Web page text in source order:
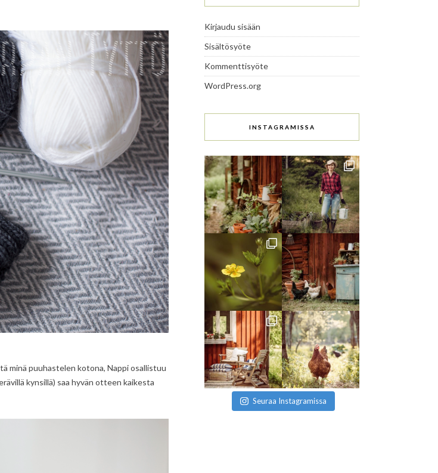
minä puuhastelen kotona, Nappi osallistuu
kynsillä) saa hyvän otteen kaikesta
Kirjaudu sisään
Sisältösyöte
Kommenttisyöte
WordPress.org
INSTAGRAMISSA
Seuraa Instagramissa